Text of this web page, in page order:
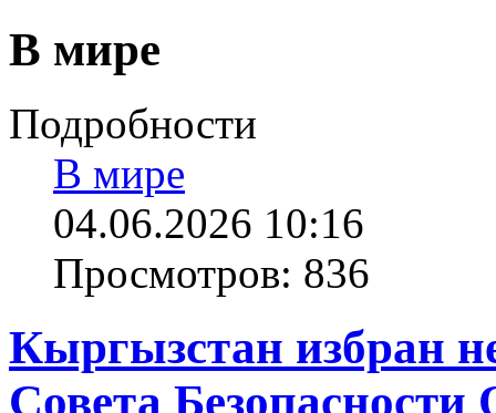
В мире
Подробности
В мире
04.06.2026 10:16
Просмотров: 836
Кыргызстан избран
Совета